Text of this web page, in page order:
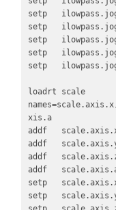
setp
setp
setp
setp
setp
loadrt scale
xis.a
addf
addf
addf
addf
setp
setp